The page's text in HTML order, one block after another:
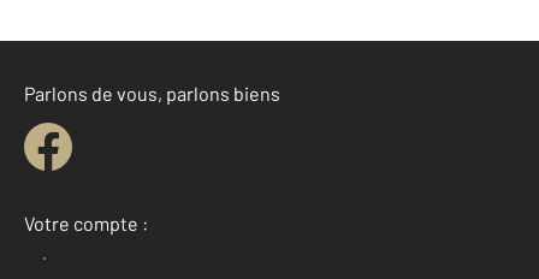
Parlons de vous, parlons biens
Votre compte :